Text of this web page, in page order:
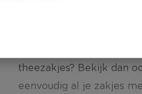
bewaren voor je
theezakjes? Bekijk dan
eenvoudig al je zakjes